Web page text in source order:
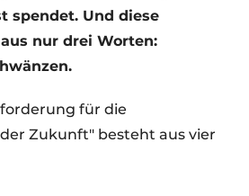
spendet. Und diese
nur drei Worten:
für die
Zukunft" besteht aus vier